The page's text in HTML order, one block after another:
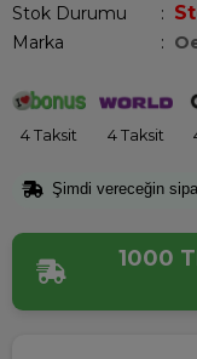
Stok Durumu :
Marka :
4 Taksit 4 Taksit
Şimdi vereceğin
1000